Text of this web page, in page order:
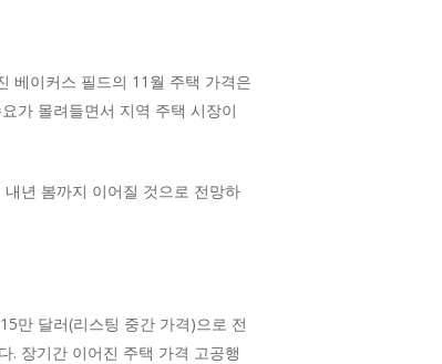
베이커스 필드의 11월 주택 가격은
가 몰려들면서 지역 주택 시장이
년 봄까지 이어질 것으로 전망하
만 달러(리스팅 중간 가격)으로 전
. 장기간 이어진 주택 가격 고공행